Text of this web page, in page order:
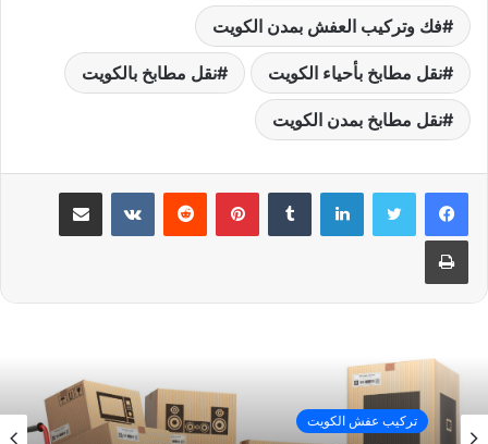
فك وتركيب العفش بمدن الكويت
نقل مطابخ بأحياء الكويت نقل مطابخ بالكويت
نقل مطابخ بمدن الكويت
لينكدإن بينتيريست مشاركة عبر البريد
طباعة
تركيب عفش الكويت